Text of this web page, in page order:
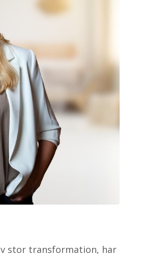
stor transformation, har